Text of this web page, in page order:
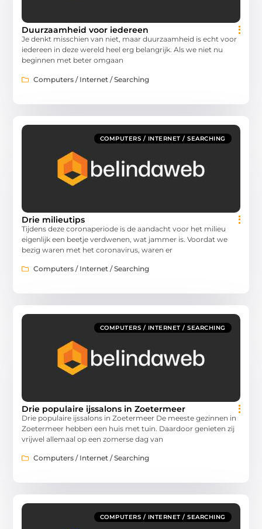
Duurzaamheid voor iedereen
Je denkt misschien van niet, maar duurzaamheid is echt voor
iedereen in deze wereld heel erg belangrijk. Als we niet nu
beginnen met beter omgaan
Computers / Internet / Searching
COMPUTERS / INTERNET / SEARCHING
Drie milieutips
Tijdens deze coronaperiode is de aandacht voor het milieu
eigenlijk een beetje verdwenen, wat jammer is. Voordat we
bezig waren met het coronavirus, waren er
Computers / Internet / Searching
COMPUTERS / INTERNET / SEARCHING
Drie populaire ijssalons in Zoetermeer
Drie populaire ijssalons in Zoetermeer De meeste gezinnen in
Zoetermeer hebben een huis met tuin. Daardoor genieten zij
vrijwel allemaal op een zomerse dag van
Computers / Internet / Searching
COMPUTERS / INTERNET / SEARCHING